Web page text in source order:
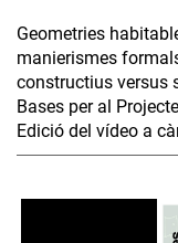
Geometries
manierismes
constructius versus
Bases per al
Edició del vídeo a